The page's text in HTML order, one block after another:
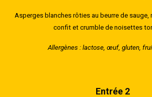
Asperges blanches rôties au beurre de sauge,
confit et crumble de noisettes
Allergènes : lactose, œuf, gluten,
Entrée 2​